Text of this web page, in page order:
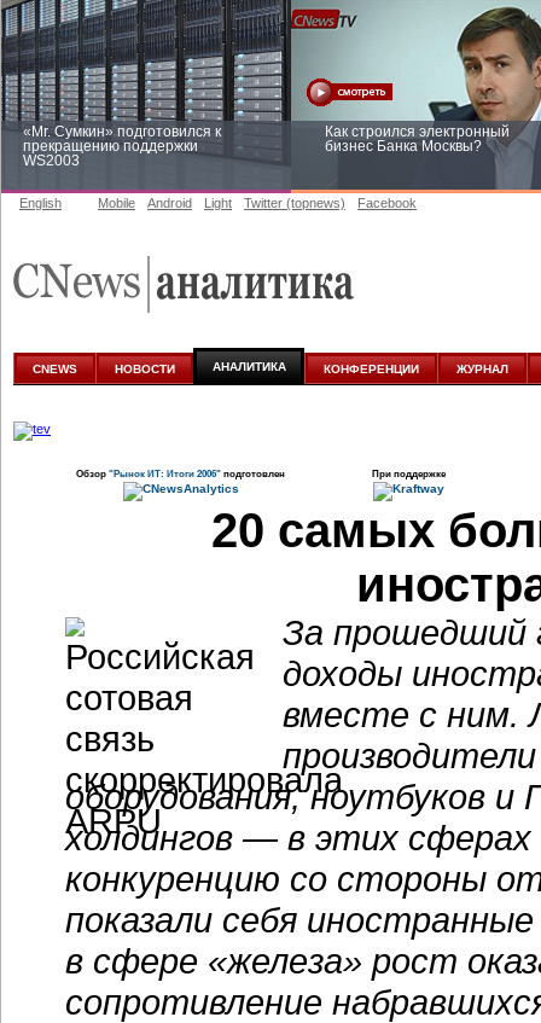
«Mr. Сумкин» подготовился к
прекращению поддержки
WS2003
Как строился электронный
бизнес Банка Москвы?
аналитике
English Mobile Android Light Twitter (topnews) Facebook
CNEWS НОВОСТИ АНАЛИТИКА КОНФЕРЕНЦИИ ЖУРНАЛ
Обзор "Рынок ИТ: Итоги 2006" подготовлен При поддержке
20 самых
За прошедший
доходы
вместе с ним.
оборудования, ноутбуков
холдингов — в этих
конкуренцию со стороны
показали себя
в сфере «железа» рост
сопротивление